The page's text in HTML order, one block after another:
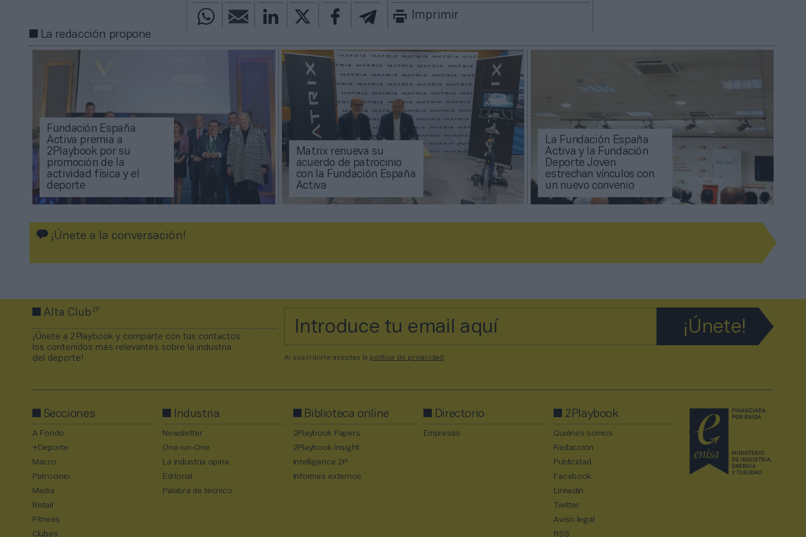
Imprimir
La redacción propone
Fundación España
Activa premia a
2Playbook por su
promoción de la
actividad física y el
deporte
Matrix renueva su
acuerdo de patrocinio
con la Fundación España
Activa
La Fundación España
Activa y la Fundación
Deporte Joven
estrechan vínculos con
un nuevo convenio
¡Únete a la conversación!
Alta Club2P
¡Únete a 2Playbook y comparte con tus contactos
los contenidos más relevantes sobre la industria
del deporte!
Al suscribirte aceptas la política de privacidad
Secciones
A Fondo
+Deporte
Macro
Patrocinio
Media
Retail
Fitness
Clubes
Industria
Newsletter
One-on-One
La industria opina
Editorial
Palabra de técnico
Biblioteca online
2Playbook Papers
2Playbook Insight
Intelligence 2P
Informes externos
Directorio
Empresas
2Playbook
Quiénes somos
Redacción
Publicidad
Facebook
Linkedin
Twitter
Aviso legal
RSS